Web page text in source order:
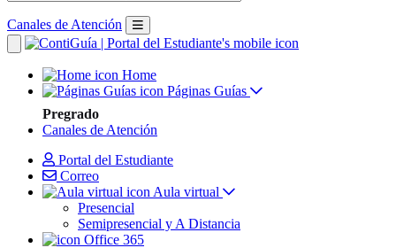
Canales de Atención
Home
Páginas Guías
Pregrado
Canales de Atención
Portal del Estudiante
Correo
Aula virtual
Presencial
Semipresencial y A Distancia
Office 365